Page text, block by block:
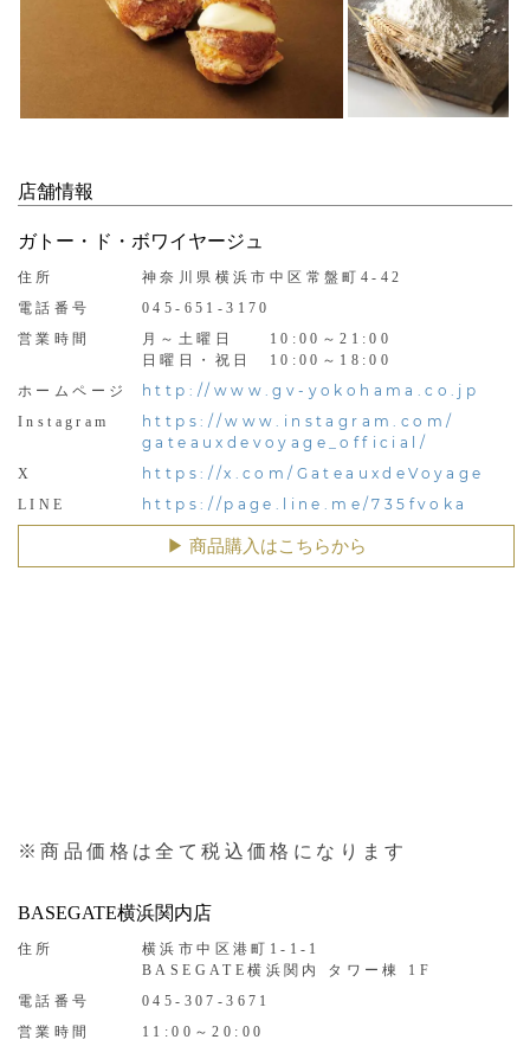
店舗情報
ガトー・ド・ボワイヤージュ
住所
神奈川県横浜市中区常盤町4-42
電話番号
045-651-3170
営業時間
月～土曜日 10:00～21:00
日曜日・祝日 10:00～18:00
ホームページ
http://www.gv-yokohama.co.jp
Instagram
https://www.instagram.com/
gateauxdevoyage_official/
X https://x.com/GateauxdeVoyage
LINE https://page.line.me/735fvoka
▶︎ 商品購入はこちらから
※商品価格は全て税込価格になります
BASEGATE横浜関内店
住所
横浜市中区港町1-1-1
BASEGATE横浜関内 タワー棟 1F
電話番号
045-307-3671
営業時間
11:00～20:00